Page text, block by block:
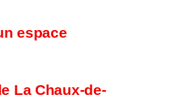
espace
La Chaux-de-